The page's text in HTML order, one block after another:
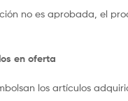
no es aprobada, el
en oferta
los artículos